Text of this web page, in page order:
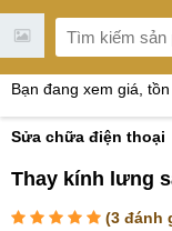
Bạn đang xem giá,
Sửa chữa điện thoại
Thay kính lưng
(3 đánh